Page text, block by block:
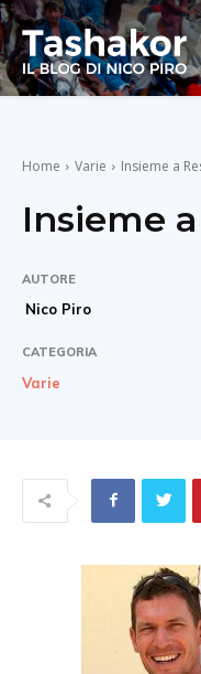
Home Varie Insieme a
Insieme
AUTORE
Nico Piro
CATEGORIA
Varie